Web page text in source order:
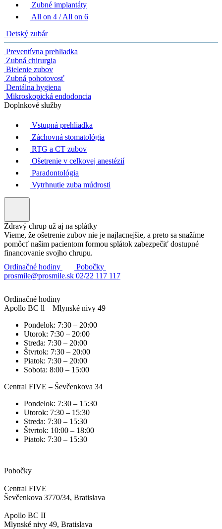
Zubné implantáty
All on 4 / All on 6
Detský zubár
Preventívna prehliadka
Zubná chirurgia
Bielenie zubov
Zubná pohotovosť
Dentálna hygiena
Mikroskopická endodoncia
Doplnkové služby
Vstupná prehliadka
Záchovná stomatológia
RTG a CT zubov
Ošetrenie v celkovej anestézií
Paradontológia
Vytrhnutie zuba múdrosti
Zdravý chrup už aj na splátky
Vieme, že ošetrenie zubov nie je najlacnejšie, a preto sa snažíme
pomôcť našim pacientom formou splátok zabezpečiť dostupné
financovanie svojho chrupu.
Ordinačné hodiny
Pobočky
prosmile@prosmile.sk 02/22 117 117
Ordinačné hodiny
Apollo BC ll – Mlynské nivy 49
Pondelok: 7:30 – 20:00
Utorok: 7:30 – 20:00
Streda: 7:30 – 20:00
Štvrtok: 7:30 – 20:00
Piatok: 7:30 – 20:00
Sobota: 8:00 – 15:00
Central FIVE – Ševčenkova 34
Pondelok: 7:30 – 15:30
Utorok: 7:30 – 15:30
Streda: 7:30 – 15:30
Štvrtok: 10:00 – 18:00
Piatok: 7:30 – 15:30
Pobočky
Central FIVE
Ševčenkova 3770/34, Bratislava
Apollo BC II
Mlynské nivy 49, Bratislava